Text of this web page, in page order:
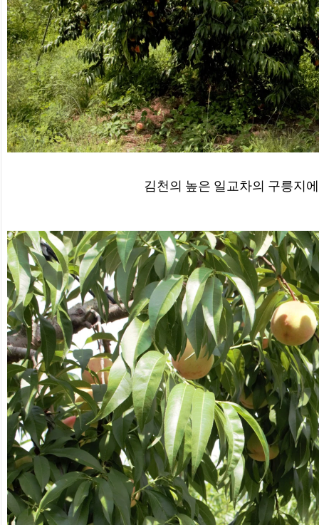
김천의 높은 일교차의 구릉지